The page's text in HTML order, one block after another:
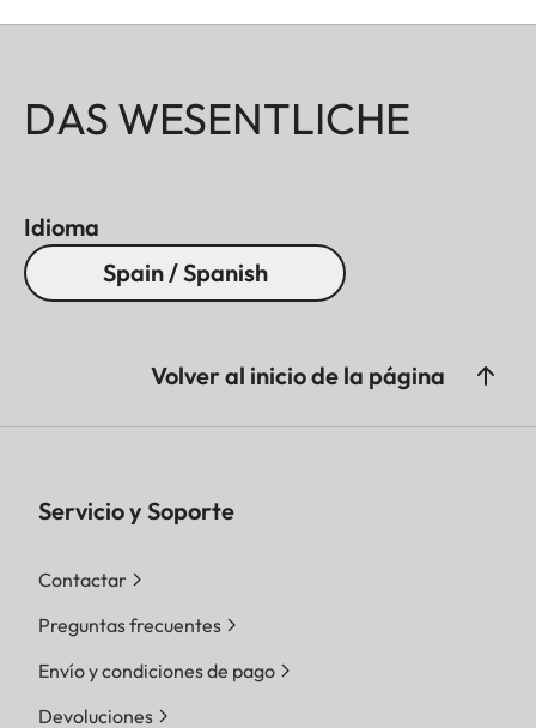
DAS WESENTLICHE
Idioma
Spain / Spanish
Volver al inicio de la página
Servicio y Soporte
Contactar
Preguntas frecuentes
Envío y condiciones de pago
Devoluciones